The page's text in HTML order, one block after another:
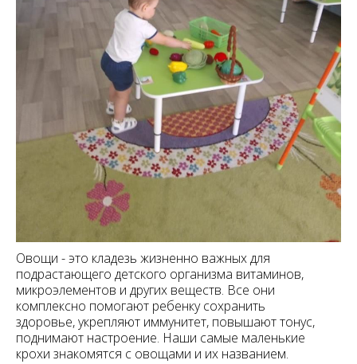
Овощи - это кладезь жизненно важных для
подрастающего детского организма витаминов,
микроэлементов и других веществ. Все они
комплексно помогают ребенку сохранить
здоровье, укрепляют иммунитет, повышают тонус,
поднимают настроение. Наши самые маленькие
крохи знакомятся с овощами и их названием.